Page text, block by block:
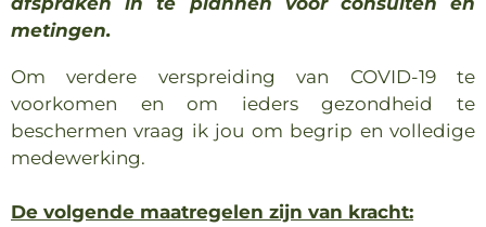
metingen.
Om verdere verspreiding van COVID-19 te
voorkomen en om ieders gezondheid te
beschermen vraag ik jou om begrip en volledige
medewerking.
De volgende maatregelen zijn van kracht: